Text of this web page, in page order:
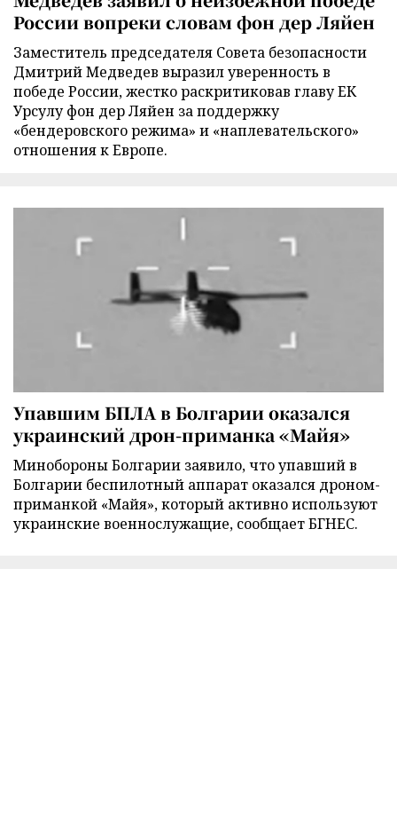
России вопреки словам фон дер Ляйен
Заместитель председателя Совета безопасности
Дмитрий Медведев выразил уверенность в
победе России, жестко раскритиковав главу ЕК
Урсулу фон дер Ляйен за поддержку
«бендеровского режима» и «наплевательского»
отношения к Европе.
Упавшим БПЛА в Болгарии оказался
украинский дрон-приманка «Майя»
Минобороны Болгарии заявило, что упавший в
Болгарии беспилотный аппарат оказался дроном-
приманкой «Майя», который активно используют
украинские военнослужащие, сообщает БГНЕС.